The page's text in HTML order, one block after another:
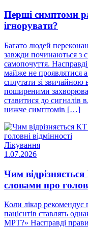
Перші симптоми
ігнорувати?
Багато людей
завжди починаються з
самопочуття.
майже не проявлятися
сплутати зі
поширеними
ставитися до сигналів
нижче симптомів […]
Лікування
1.07.2026
Чим
словами про
Коли лікар рекомендує
пацієнтів ставлять
МРТ?» Насправді